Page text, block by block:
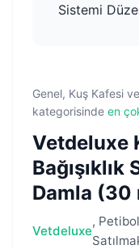
Genel, Kuş Kafesi
kategorisinde en
Vetdeluxe
Damla (30
Vetdeluxe
,